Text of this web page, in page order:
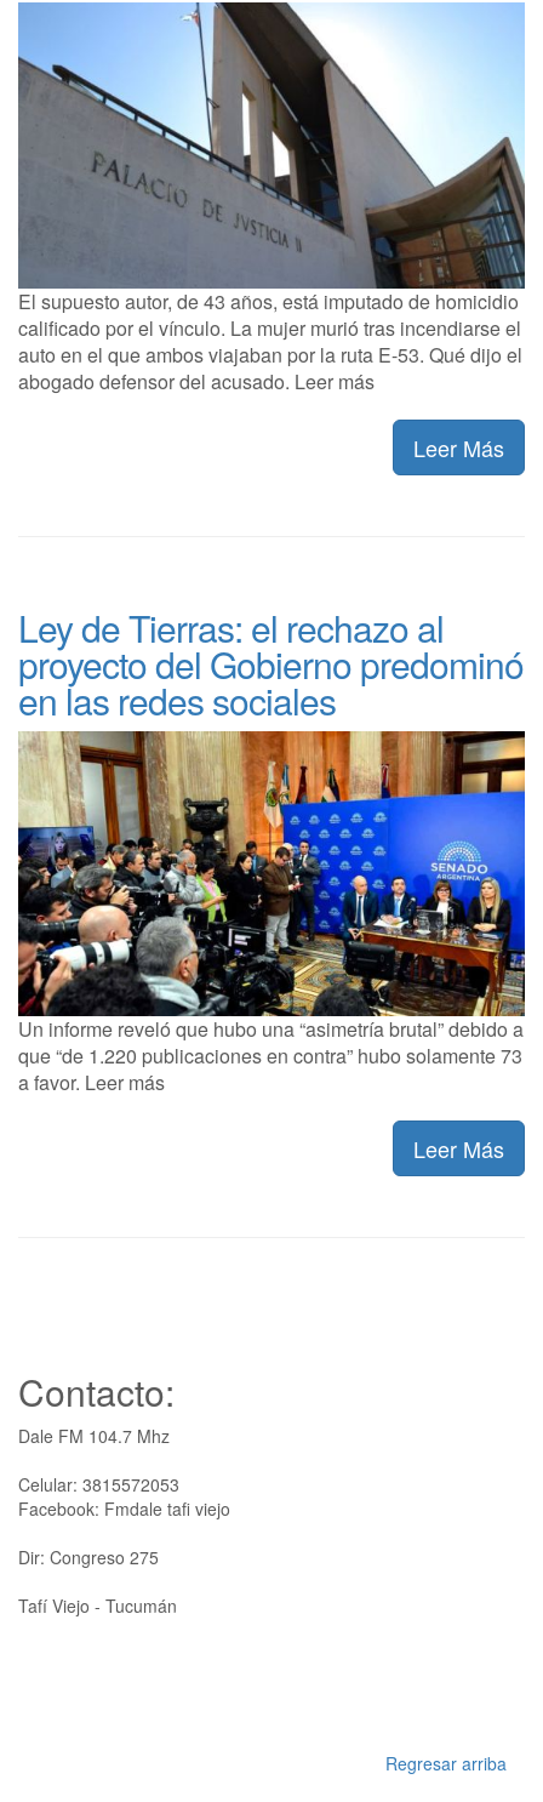
El supuesto autor, de 43 años, está imputado de homicidio
calificado por el vínculo. La mujer murió tras incendiarse el
auto en el que ambos viajaban por la ruta E-53. Qué dijo el
abogado defensor del acusado. Leer más
Leer Más
Ley de Tierras: el rechazo al
proyecto del Gobierno predominó
en las redes sociales
Un informe reveló que hubo una “asimetría brutal” debido a
que “de 1.220 publicaciones en contra” hubo solamente 73
a favor. Leer más
Leer Más
Contacto:
Dale FM 104.7 Mhz
Celular: 3815572053
Facebook: Fmdale tafi viejo
Dir: Congreso 275
Tafí Viejo - Tucumán
Regresar arriba